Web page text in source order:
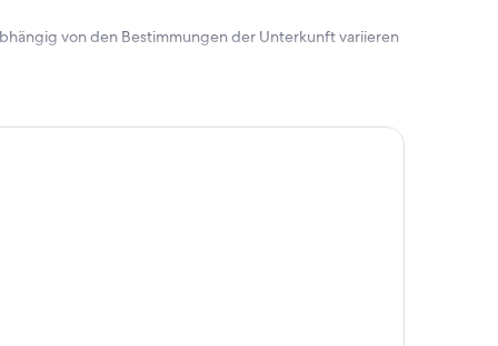
von den Bestimmungen der Unterkunft variieren